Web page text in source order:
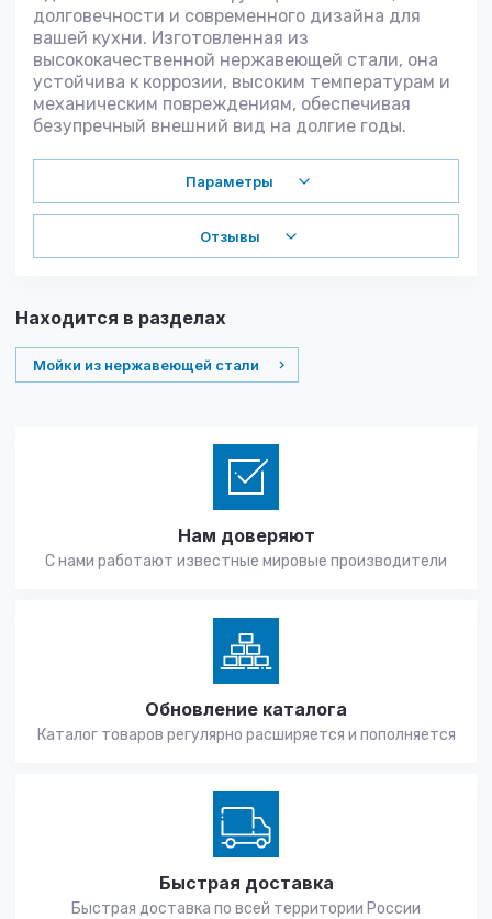
долговечности и современного дизайна для
вашей кухни. Изготовленная из
высококачественной нержавеющей стали, она
устойчива к коррозии, высоким температурам и
механическим повреждениям, обеспечивая
безупречный внешний вид на долгие годы.
Параметры
Отзывы
Находится в разделах
Мойки из нержавеющей стали
Нам доверяют
С нами работают известные мировые производители
Обновление каталога
Каталог товаров регулярно расширяется и пополняется
Быстрая доставка
Быстрая доставка по всей территории России